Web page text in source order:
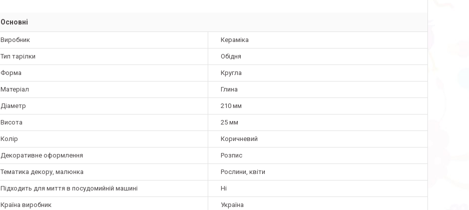
Основні
Виробник Кераміка
Тип тарілки Обідня
Форма Кругла
Матеріал Глина
Діаметр 210 мм
Висота 25 мм
Колір Коричневий
Декоративне оформлення Розпис
Тематика декору, малюнка Рослини, квіти
Підходить для миття в посудомийній машині Ні
Країна виробник Україна